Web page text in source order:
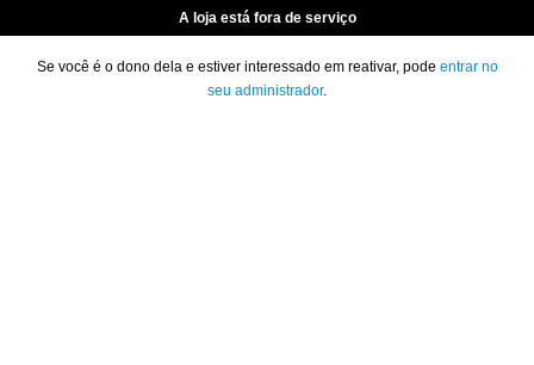
A loja está fora de serviço
Se você é o dono dela e estiver interessado em reativar, pode entrar no
seu administrador.